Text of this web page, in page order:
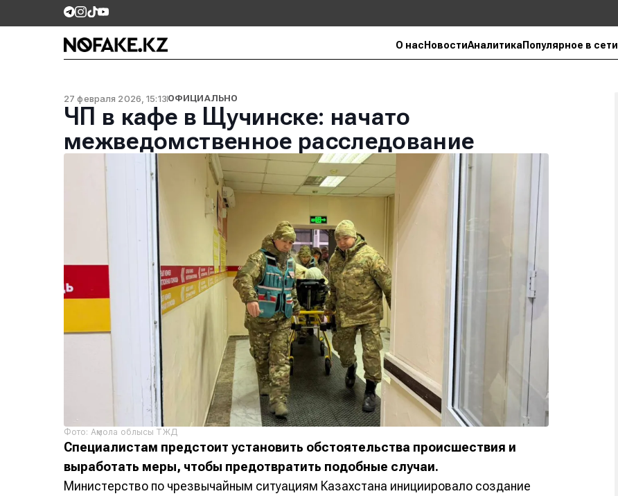
О нас НовостиАналитика Популярное в сети
27 февраля 2026, 15:13ОФИЦИАЛЬНО
ЧП в кафе в Щучинске: начато
межведомственное расследование
Фото: Ақмола облысы ТЖД
Специалистам предстоит установить обстоятельства происшествия и
выработать меры, чтобы предотвратить подобные случаи.
Министерство по чрезвычайным ситуациям Казахстана инициировало создание